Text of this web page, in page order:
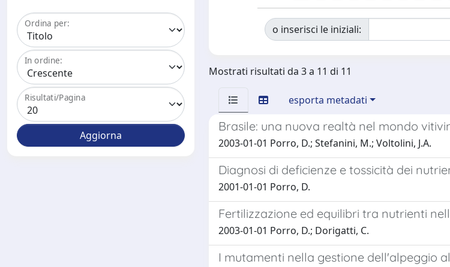
Ordina per:
In ordine:
Risultati/Pagina
o inserisci le iniziali:
Mostrati risultati da 3 a 11 di 11
esporta metadati
Brasile: una nuova realtà nel mondo
2003-01-01 Porro, D.; Stefanini, M.; Voltolini, J.A.
Diagnosi di deficienze e tossicità dei
2001-01-01 Porro, D.
Fertilizzazione ed equilibri tra nutrienti
2003-01-01 Porro, D.; Dorigatti, C.
I mutamenti nella gestione dell'alpeggio